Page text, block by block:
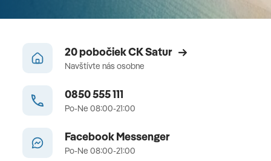
20 pobočiek CK Satur
Navštívte nás osobne
0850 555 111
Po-Ne 08:00-21:00
Facebook Messenger
Po-Ne 08:00-21:00